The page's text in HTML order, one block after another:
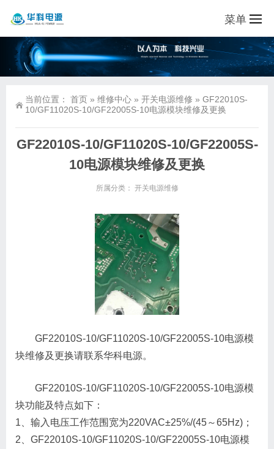
菜单
当前位置： 首页 » 维修中心 » 开关电源维修 » GF22010S-
10/GF11020S-10/GF22005S-10电源模块维修及更换
GF22010S-10/GF11020S-10/GF22005S-
10电源模块维修及更换
所属分类： 开关电源维修
GF22010S-10/GF11020S-10/GF22005S-10电源模
块维修及更换请联系华科电源。
GF22010S-10/GF11020S-10/GF22005S-10电源模
块功能及特点如下：
1、输入电压工作范围宽为220VAC±25%/(45～65Hz)；
2、GF22010S-10/GF11020S-10/GF22005S-10电源模